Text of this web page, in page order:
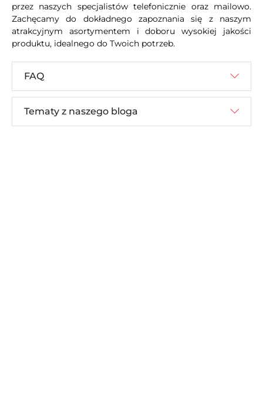
przez naszych specjalistów telefonicznie oraz mailowo.
Zachęcamy do dokładnego zapoznania się z naszym
atrakcyjnym asortymentem i doboru wysokiej jakości
produktu, idealnego do Twoich potrzeb.
FAQ
Tematy z naszego bloga